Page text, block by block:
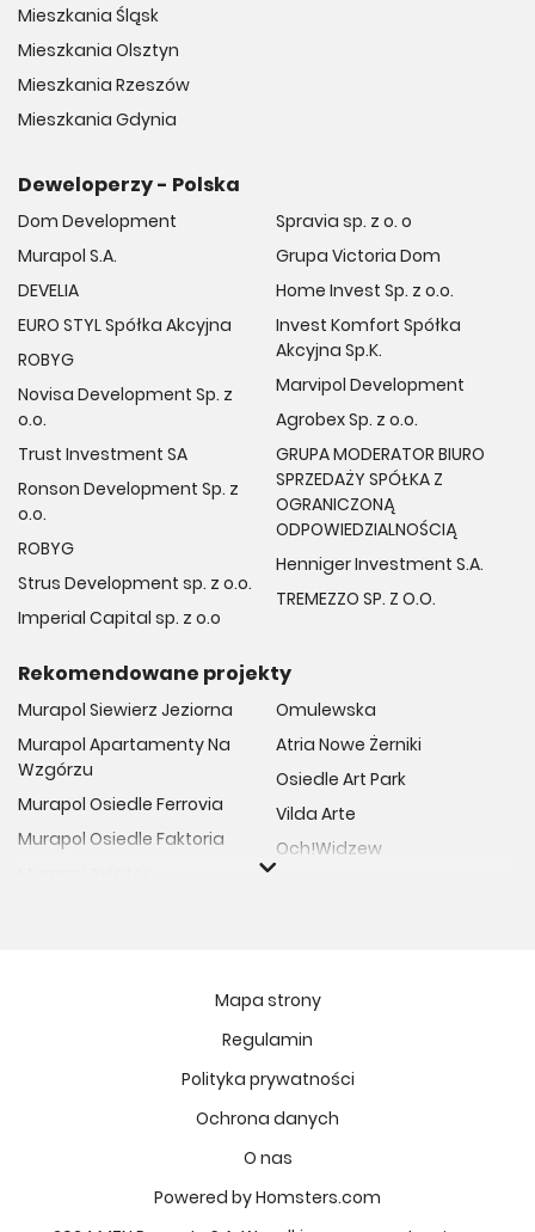
Mieszkania Śląsk
Mieszkania Olsztyn
Mieszkania Rzeszów
Mieszkania Gdynia
Deweloperzy - Polska
Dom Development
Murapol S.A.
DEVELIA
EURO STYL Spółka Akcyjna
ROBYG
Novisa Development Sp. z
o.o.
Trust Investment SA
Ronson Development Sp. z
o.o.
ROBYG
Strus Development sp. z o.o.
Imperial Capital sp. z o.o
Spravia sp. z o. o
Grupa Victoria Dom
Home Invest Sp. z o.o.
Invest Komfort Spółka
Akcyjna Sp.K.
Marvipol Development
Agrobex Sp. z o.o.
GRUPA MODERATOR BIURO
SPRZEDAŻY SPÓŁKA Z
OGRANICZONĄ
ODPOWIEDZIALNOŚCIĄ
Henniger Investment S.A.
TREMEZZO SP. Z O.O.
Rekomendowane projekty
Murapol Siewierz Jeziorna
Murapol Apartamenty Na
Wzgórzu
Murapol Osiedle Ferrovia
Murapol Osiedle Faktoria
Murapol Osiedle Szafirove
Omulewska
Atria Nowe Żerniki
Osiedle Art Park
Vilda Arte
Och!Widzew
Fort Natura Etap II
Osiedle Imbramowskie
MIASTECZKO NOVA FALA
Niedziałkowskiego Park
Mapa strony
Regulamin
Polityka prywatności
Ochrona danych
O nas
Powered by Homsters.com